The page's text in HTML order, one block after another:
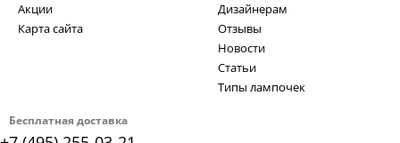
Бесплатная доставка
Акции
Карта сайта
Дизайнерам
Отзывы
Новости
Статьи
Типы лампочек